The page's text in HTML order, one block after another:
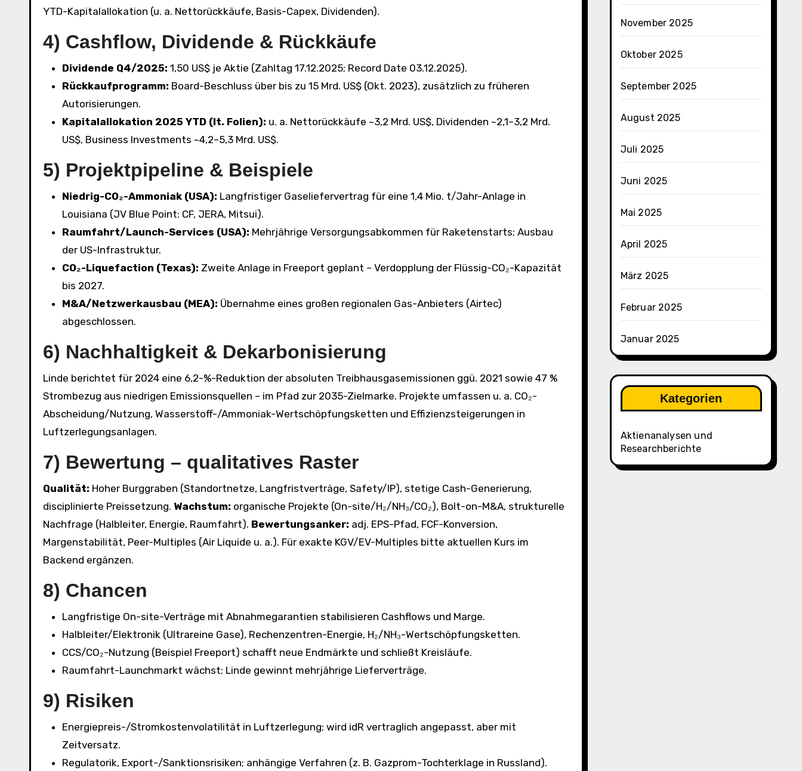
YTD-Kapitalallokation (u. a. Nettorückkäufe, Basis-Capex, Dividenden).
4) Cashflow, Dividende & Rückkäufe
Dividende Q4/2025: 1,50 US$ je Aktie (Zahltag 17.12.2025; Record Date 03.12.2025).
Rückkaufprogramm: Board-Beschluss über bis zu 15 Mrd. US$ (Okt. 2023), zusätzlich zu früheren
Autorisierungen.
Kapitalallokation 2025 YTD (lt. Folien): u. a. Nettorückkäufe ~3,2 Mrd. US$, Dividenden ~2,1–3,2 Mrd.
US$, Business Investments ~4,2–5,3 Mrd. US$.
5) Projektpipeline & Beispiele
Niedrig-CO₂-Ammoniak (USA): Langfristiger Gaseliefervertrag für eine 1,4 Mio. t/Jahr-Anlage in
Louisiana (JV Blue Point: CF, JERA, Mitsui).
Raumfahrt/Launch-Services (USA): Mehrjährige Versorgungsabkommen für Raketenstarts; Ausbau
der US-Infrastruktur.
CO₂-Liquefaction (Texas): Zweite Anlage in Freeport geplant – Verdopplung der Flüssig-CO₂-Kapazität
bis 2027.
M&A/Netzwerkausbau (MEA): Übernahme eines großen regionalen Gas-Anbieters (Airtec)
abgeschlossen.
6) Nachhaltigkeit & Dekarbonisierung
Linde berichtet für 2024 eine 6,2-%-Reduktion der absoluten Treibhausgasemissionen ggü. 2021 sowie 47 %
Strombezug aus niedrigen Emissionsquellen – im Pfad zur 2035-Zielmarke. Projekte umfassen u. a. CO₂-
Abscheidung/Nutzung, Wasserstoff-/Ammoniak-Wertschöpfungsketten und Effizienzsteigerungen in
Luftzerlegungsanlagen.
7) Bewertung – qualitatives Raster
Qualität: Hoher Burggraben (Standortnetze, Langfristverträge, Safety/IP), stetige Cash-Generierung,
disciplinierte Preissetzung. Wachstum: organische Projekte (On-site/H₂/NH₃/CO₂), Bolt-on-M&A, strukturelle
Nachfrage (Halbleiter, Energie, Raumfahrt). Bewertungsanker: adj. EPS-Pfad, FCF-Konversion,
Margenstabilität, Peer-Multiples (Air Liquide u. a.). Für exakte KGV/EV-Multiples bitte aktuellen Kurs im
Backend ergänzen.
8) Chancen
Langfristige On-site-Verträge mit Abnahmegarantien stabilisieren Cashflows und Marge.
Halbleiter/Elektronik (Ultrareine Gase), Rechenzentren-Energie, H₂/NH₃-Wertschöpfungsketten.
CCS/CO₂-Nutzung (Beispiel Freeport) schafft neue Endmärkte und schließt Kreisläufe.
Raumfahrt-Launchmarkt wächst; Linde gewinnt mehrjährige Lieferverträge.
9) Risiken
Energiepreis-/Stromkostenvolatilität in Luftzerlegung; wird idR vertraglich angepasst, aber mit
Zeitversatz.
Regulatorik, Export-/Sanktionsrisiken; anhängige Verfahren (z. B. Gazprom-Tochterklage in Russland).
November 2025
Oktober 2025
September 2025
August 2025
Juli 2025
Juni 2025
Mai 2025
April 2025
März 2025
Februar 2025
Januar 2025
Kategorien
Aktienanalysen und
Researchberichte